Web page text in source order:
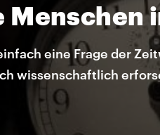
Menschen
eine Frage der
wissenschaftlich